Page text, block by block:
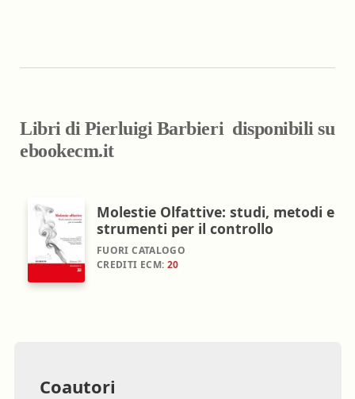
Libri di Pierluigi Barbieri disponibili su
ebookecm.it
Molestie Olfattive: studi, metodi e
strumenti per il controllo
FUORI CATALOGO
CREDITI ECM: 20
Coautori